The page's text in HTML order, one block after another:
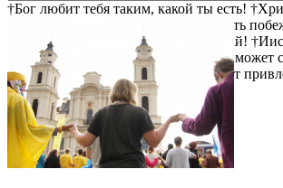
†Бог любит тебя таким, какой ты есть!
пошел на крест за твои грехи †Смерть
прямой путь к спасению - не осуждай!
тебя! †Христос воскрес! †Дьявол не может
привлекательным, поэтому он делает
туда